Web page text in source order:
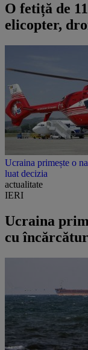
O fetiță de
elicopter,
Ucraina primește o
luat decizia
actualitate
IERI
Ucraina
cu